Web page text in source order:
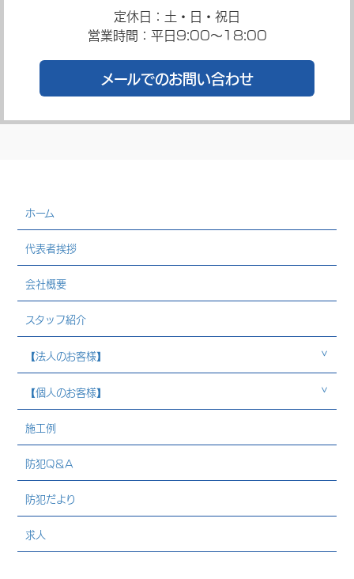
定休日：土・日・祝日
営業時間：平日9:00～18:00
メールでのお問い合わせ
ホーム
代表者挨拶
会社概要
スタッフ紹介
【法人のお客様】
【個人のお客様】
施工例
防犯Q＆A
防犯だより
求人